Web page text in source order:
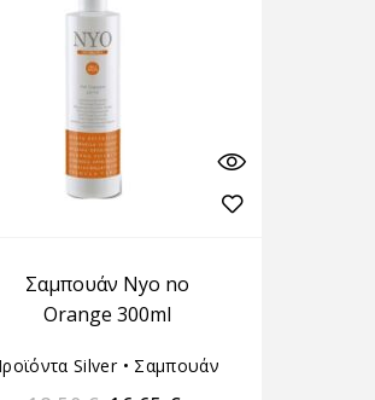
Σαμπουάν Nyo no
Orange 300ml
Silver• Σαμπουάν